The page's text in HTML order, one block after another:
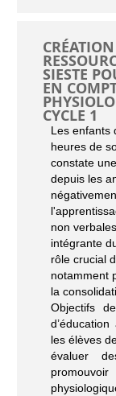
SIESTE
EN
CYCLE 1
Les enfants
heures de
constate
depuis les
non
intégrante
rôle crucial
notamment
la
Objectifs
les élèves
évaluer